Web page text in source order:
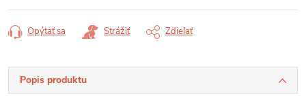
Opýtať sa Strážiť Zdieľať
Popis produktu